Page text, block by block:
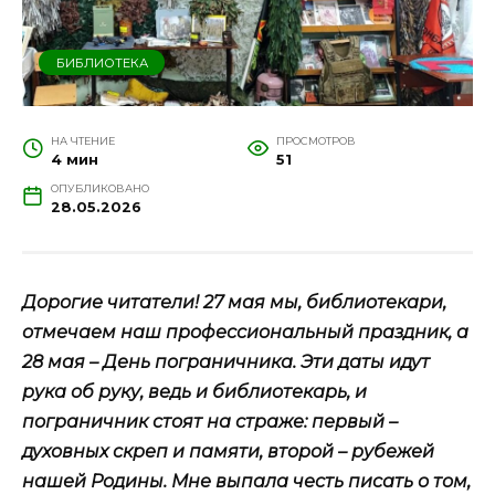
БИБЛИОТЕКА
НА ЧТЕНИЕ
4 мин
ПРОСМОТРОВ
51
ОПУБЛИКОВАНО
28.05.2026
Дорогие читатели! 27 мая мы, библиотекари,
отмечаем наш профессиональный праздник, а
28 мая – День пограничника. Эти даты идут
рука об руку, ведь и библиотекарь, и
пограничник стоят на страже: первый –
духовных скреп и памяти, второй – рубежей
нашей Родины. Мне выпала честь писать о том,